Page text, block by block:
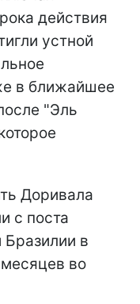
действия
устной
в ближайшее
"Эль
Доривала
с поста
Бразилии в
во